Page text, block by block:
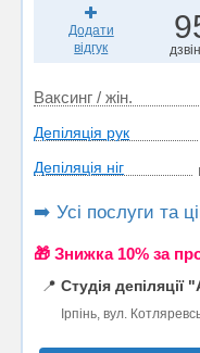
Додати
відгук
Ваксинг / жін.
Депіляція рук
Депіляція ніг
➡️ Усі послуги та
🎁 Знижка 10% за
📍 Студія депіляції
Ірпінь, вул.